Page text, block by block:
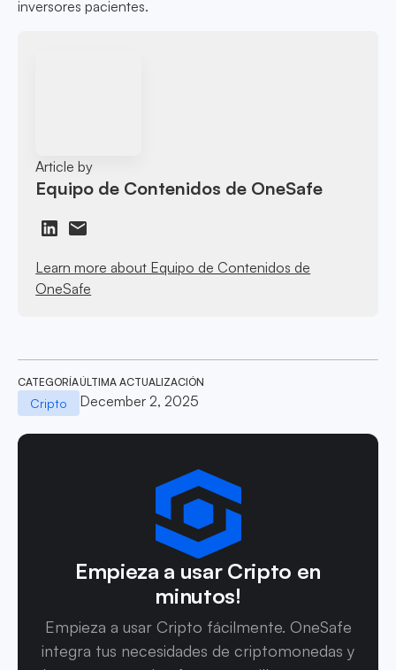
inversores pacientes.
Article by
Equipo de Contenidos de OneSafe
Learn more about Equipo de Contenidos de
OneSafe
CATEGORÍA
Cripto
ÚLTIMA ACTUALIZACIÓN
December 2, 2025
Empieza a usar Cripto en
minutos!
Empieza a usar Cripto fácilmente. OneSafe
integra tus necesidades de criptomonedas y